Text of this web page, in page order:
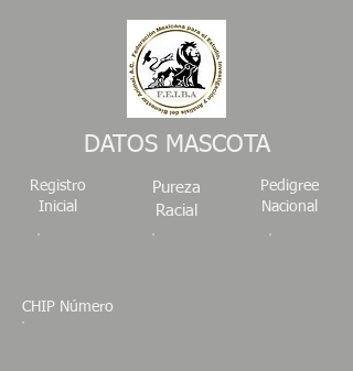
DATOS MASCOTA
Registro
Inicial
Pureza
Racial
Pedigree
Nacional
CHIP Número